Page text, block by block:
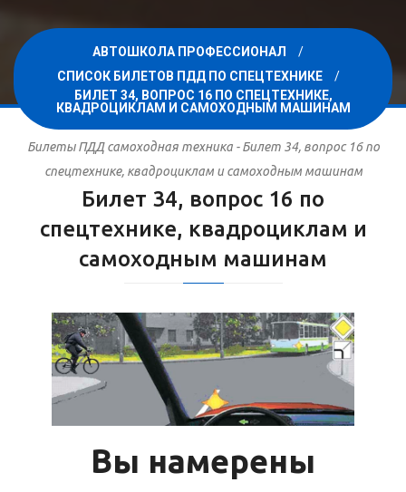
АВТОШКОЛА ПРОФЕССИОНАЛ
СПИСОК БИЛЕТОВ ПДД ПО СПЕЦТЕХНИКЕ
БИЛЕТ 34, ВОПРОС 16 ПО СПЕЦТЕХНИКЕ,
КВАДРОЦИКЛАМ И САМОХОДНЫМ МАШИНАМ
Билеты ПДД самоходная техника - Билет 34, вопрос 16 по
спецтехнике, квадроциклам и самоходным машинам
Билет 34, вопрос 16 по
спецтехнике, квадроциклам и
самоходным машинам
Вы намерены